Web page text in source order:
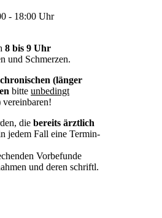
- 18:00 Uhr
8 bis 9 Uhr
und Schmerzen.
(länger
bitte unbedingt
vereinbaren!
die bereits ärztlich
jedem Fall eine Termin-
Vorbefunde
und deren schriftl.